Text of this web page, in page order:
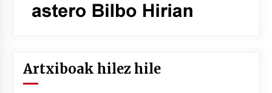
Artxiboak hilez hile